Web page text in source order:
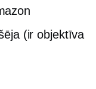
(ir objektīva